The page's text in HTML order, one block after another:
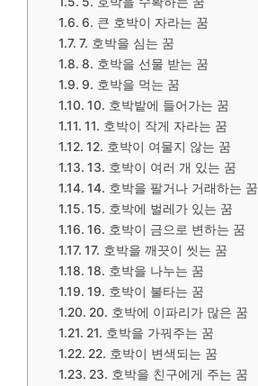
6. 큰 호박이 자라는 꿈
7. 호박을 심는 꿈
8. 호박을 선물 받는 꿈
9. 호박을 먹는 꿈
10. 호박밭에 들어가는 꿈
11. 호박이 작게 자라는 꿈
12. 호박이 여물지 않는 꿈
13. 호박이 여러 개 있는 꿈
14. 호박을 팔거나 거래하는 꿈
15. 호박에 벌레가 있는 꿈
16. 호박이 금으로 변하는 꿈
17. 호박을 깨끗이 씻는 꿈
18. 호박을 나누는 꿈
19. 호박이 불타는 꿈
20. 호박에 이파리가 많은 꿈
21. 호박을 가꿔주는 꿈
22. 호박이 변색되는 꿈
23. 호박을 친구에게 주는 꿈